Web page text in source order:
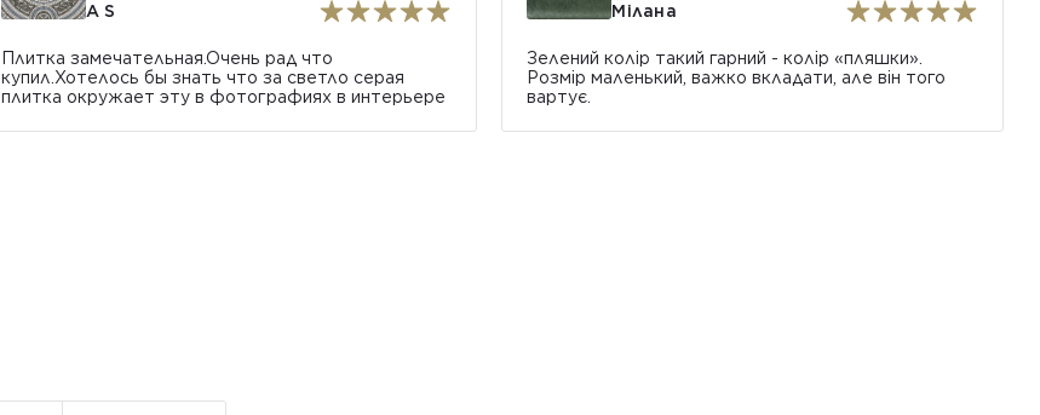
A S
Плитка замечательная.Очень рад что
купил.Хотелось бы знать что за светло серая
плитка окружает эту в фотографиях в интерьере
Мілана
Зелений колір такий гарний - колір «пляшки».
Розмір маленький, важко вкладати, але він того
вартує.